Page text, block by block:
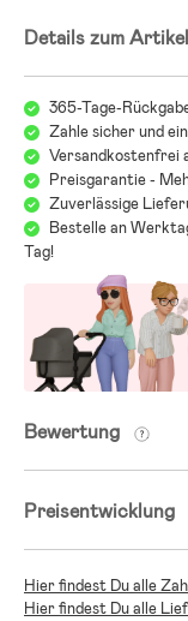
Details zum Artikel
365-Tage-
Zahle sicher und
Versandkostenfrei
Preisgarantie -
Zuverlässige
Bestelle an
Tag!
Bewertung
Preisentwicklung
Hier findest Du alle
Hier findest Du alle